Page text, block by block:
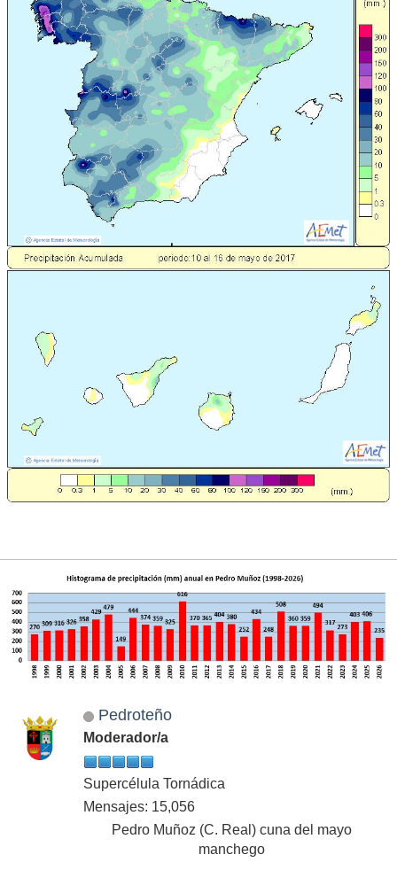
Pedroteño
Moderador/a
Supercélula Tornádica
Mensajes: 15,056
Pedro Muñoz (C. Real) cuna del mayo
manchego